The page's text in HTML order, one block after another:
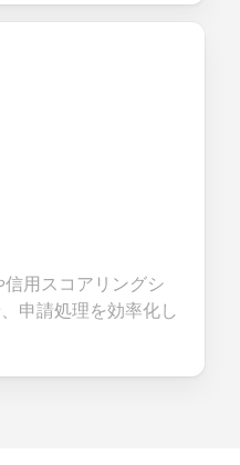
用スコアリングシ
申請処理を効率化し